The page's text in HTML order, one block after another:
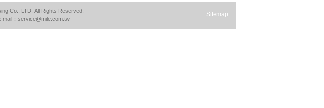
Co., LTD. All Rights Reserved.
： service@mile.com.tw
Sitemap